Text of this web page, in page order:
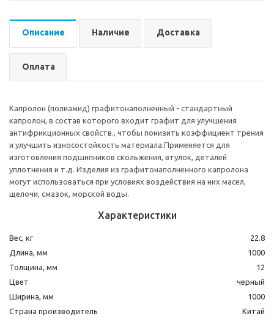
Описание Наличие Доставка
Оплата
Капролон (полиамид) графитонаполненный - стандартный
капролон, в состав которого входит графит для улучшения
антифрикционных свойств., чтобы понизить коэффициент трения
и улучшить износостойкость материала.Применяется для
изготовления подшипников скольжения, втулок, деталей
уплотнения и т.д. Изделия из графитонаполненного капролона
могут использоваться при условиях воздействия на них масел,
щелочи, смазок, морской воды.
Характеристики
Вес, кг
22.8
Длина, мм
1000
Толщина, мм
12
Цвет
черный
Ширина, мм
1000
Страна производитель
Китай